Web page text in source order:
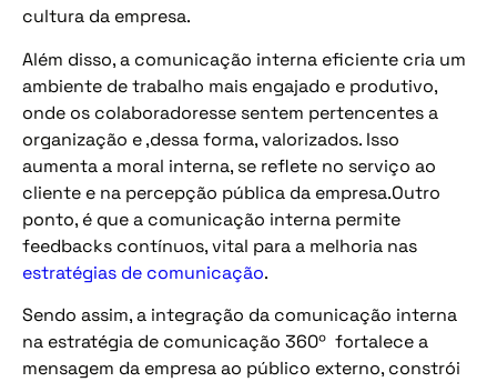
cultura da empresa.
Além disso, a comunicação interna eficiente cria um
ambiente de trabalho mais engajado e produtivo,
onde os colaboradoresse sentem pertencentes a
organização e ,dessa forma, valorizados. Isso
aumenta a moral interna, se reflete no serviço ao
cliente e na percepção pública da empresa.Outro
ponto, é que a comunicação interna permite
feedbacks contínuos, vital para a melhoria nas
estratégias de comunicação.
Sendo assim, a integração da comunicação interna
na estratégia de comunicação 360º fortalece a
mensagem da empresa ao público externo, constrói